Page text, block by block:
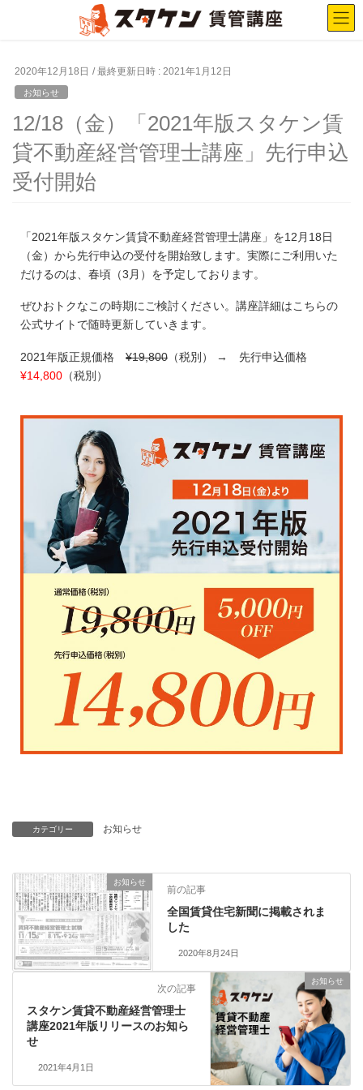
2020年12月18日 / 最終更新日時 : 2021年1月12日
お知らせ
12/18（金）「2021年版スタケン賃
貸不動産経営管理士講座」先行申込
受付開始
「2021年版スタケン賃貸不動産経営管理士講座」を12月18日
（金）から先行申込の受付を開始致します。実際にご利用いた
だけるのは、春頃（3月）を予定しております。
ぜひおトクなこの時期にご検討ください。講座詳細はこちらの
公式サイトで随時更新していきます。
2021年版正規価格 ¥19,800 （税別） → 先行申込価格
¥14,800 （税別）
カテゴリー お知らせ
お知らせ
前の記事
全国賃貸住宅新聞に掲載されま
した
2020年8月24日
お知らせ
次の記事
スタケン賃貸不動産経営管理士
講座2021年版リリースのお知ら
せ
2021年4月1日